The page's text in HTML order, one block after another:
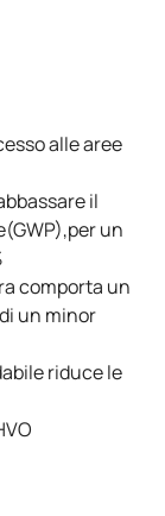
alle aree
il
un
comporta un
un minor
riduce le